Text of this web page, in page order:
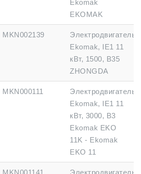
Ekomak
EKOMAK
MKN002139
Электродвигатель
Ekomak, IE1 11
кВт, 1500, B35
ZHONGDA
MKN000111
Электродвигатель
Ekomak, IE1 11
кВт, 3000, B3
Ekomak EKO
11K - Ekomak
EKO 11
MKN001141
Электродвигатель